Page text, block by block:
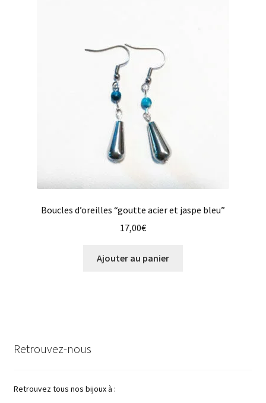
Boucles d’oreilles “goutte acier et jaspe bleu”
17,00€
Ajouter au panier
Retrouvez-nous
Retrouvez tous nos bijoux à :